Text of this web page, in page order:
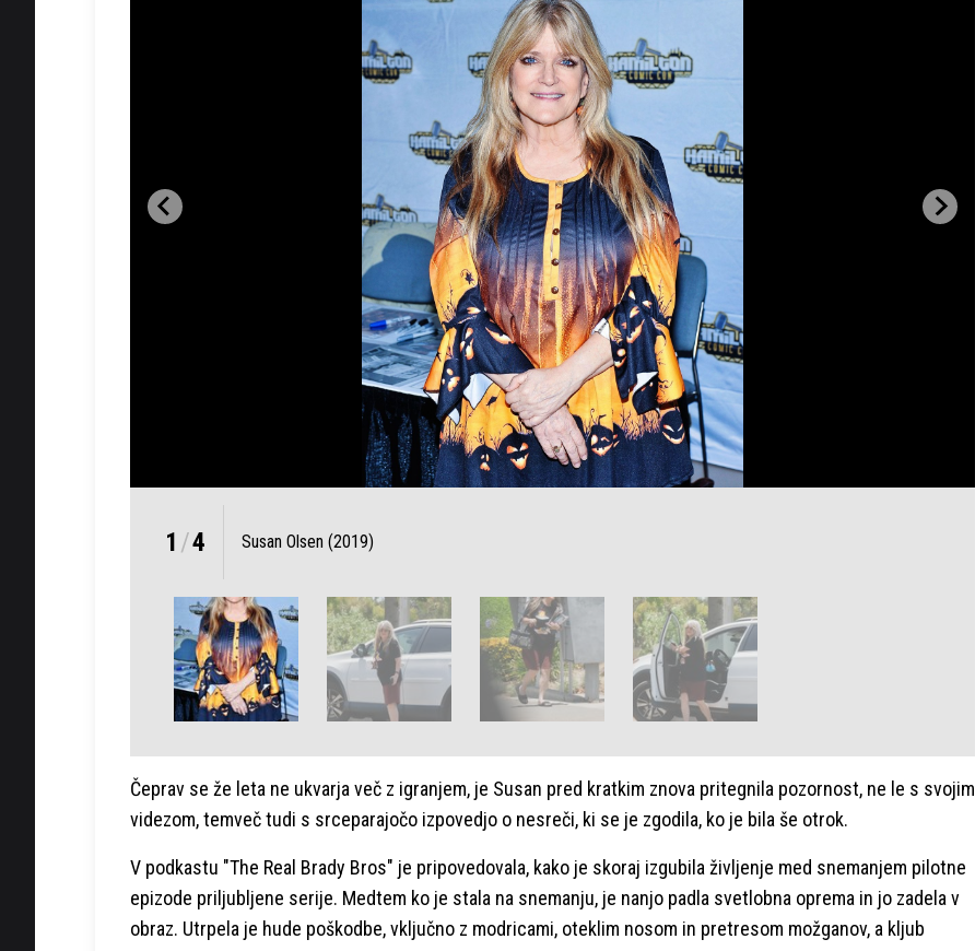
1 /4 Susan Olsen (2019)
Čeprav se že leta ne ukvarja več z igranjem, je Susan pred kratkim znova pritegnila pozornost, ne le s svojim
videzom, temveč tudi s srceparajočo izpovedjo o nesreči, ki se je zgodila, ko je bila še otrok.
V podkastu "The Real Brady Bros" je pripovedovala, kako je skoraj izgubila življenje med snemanjem pilotne
epizode priljubljene serije. Medtem ko je stala na snemanju, je nanjo padla svetlobna oprema in jo zadela v
obraz. Utrpela je hude poškodbe, vključno z modricami, oteklim nosom in pretresom možganov, a kljub